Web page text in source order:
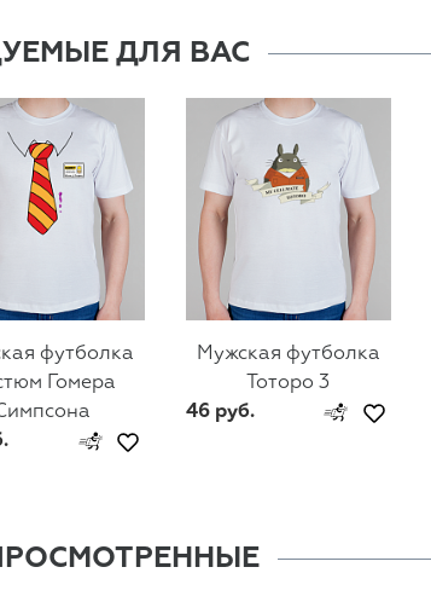
ДЛЯ ВАС
футболка
Гомера
Мужская футболка
Тоторо 3
46 руб.